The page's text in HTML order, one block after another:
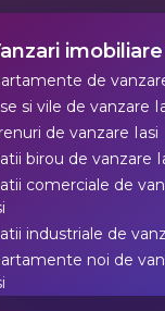
de
si vile de vanzare
de vanzare Iasi
birou de vanzare
comerciale de
industriale de
noi de